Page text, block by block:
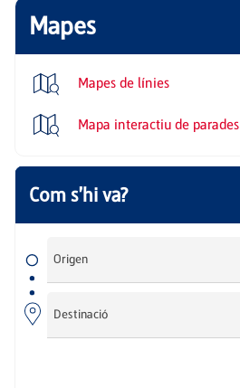
Mapes
Mapes de línies
Mapa interactiu de parades